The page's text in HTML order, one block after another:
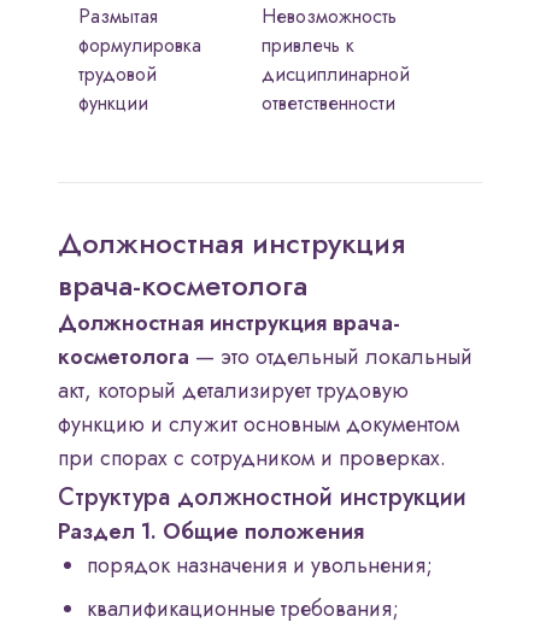
Размытая
формулировка
трудовой
функции
Невозможность
привлечь к
дисциплинарной
ответственности
Должностная инструкция
врача-косметолога
Должностная инструкция врача-
косметолога — это отдельный локальный
акт, который детализирует трудовую
функцию и служит основным документом
при спорах с сотрудником и проверках.
Структура должностной инструкции
Раздел 1. Общие положения
порядок назначения и увольнения;
квалификационные требования;